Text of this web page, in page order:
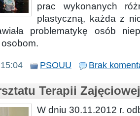
prac wykonanych
plastyczną, każda z
problematykę osób
PSOUU Brak
Terapii Zajęciowej
W dniu 30.11.2012 r.